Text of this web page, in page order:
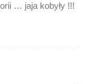
… jaja kobyły !!!